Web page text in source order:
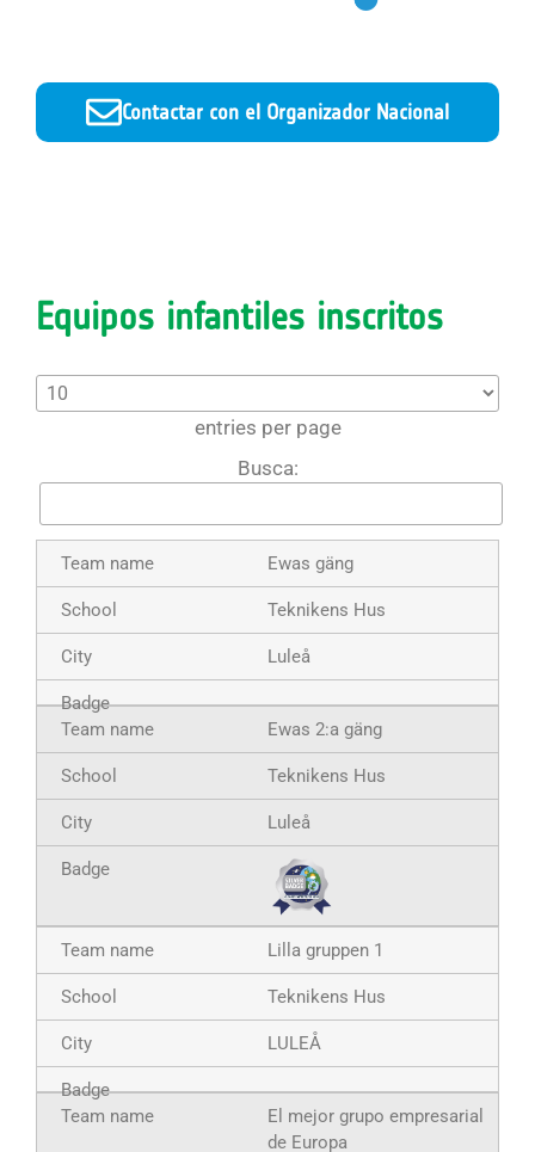
Contactar con el Organizador Nacional
Equipos infantiles inscritos
entries per page
Busca:
Ewas gäng
Teknikens Hus
Luleå
Ewas 2:a gäng
Teknikens Hus
Luleå
Lilla gruppen 1
Teknikens Hus
LULEÅ
El mejor grupo empresarial
de Europa